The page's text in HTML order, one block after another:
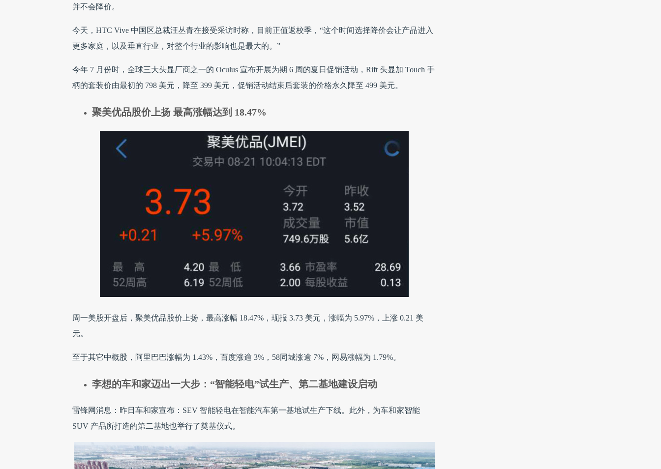
并不会降价。
今天，HTC Vive 中国区总裁汪丛青在接受采访时称，目前正值返校季，“这个时间选择降价会让产品进入
更多家庭，以及垂直行业，对整个行业的影响也是最大的。”
今年 7 月份时，全球三大头显厂商之一的 Oculus 宣布开展为期 6 周的夏日促销活动，Rift 头显加 Touch 手
柄的套装价由最初的 798 美元，降至 399 美元，促销活动结束后套装的价格永久降至 499 美元。
聚美优品股价上扬 最高涨幅达到 18.47%
周一美股开盘后，聚美优品股价上扬，最高涨幅 18.47%，现报 3.73 美元，涨幅为 5.97%，上涨 0.21 美
元。
至于其它中概股，阿里巴巴涨幅为 1.43%，百度涨逾 3%，58同城涨逾 7%，网易涨幅为 1.79%。
李想的车和家迈出一大步：“智能轻电”试生产、第二基地建设启动
雷锋网消息：昨日车和家宣布：SEV 智能轻电在智能汽车第一基地试生产下线。此外，为车和家智能
SUV 产品所打造的第二基地也举行了奠基仪式。